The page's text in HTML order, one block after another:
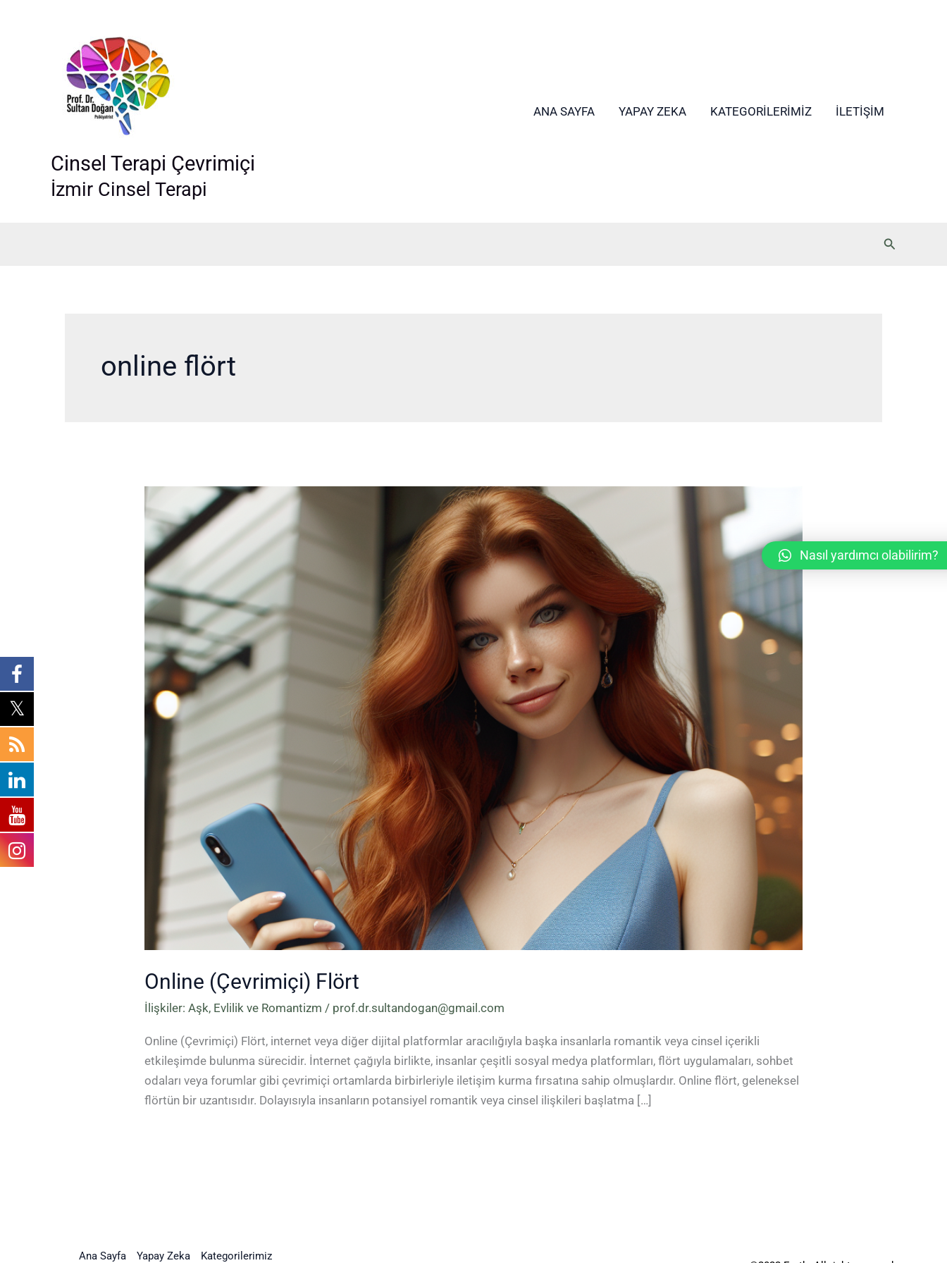
Cinsel Terapi Çevrimiçi
İzmir Cinsel Terapi
ANA SAYFA YAPAY ZEKA KATEGORILERIMIZ İLETIŞIM
Arama
online flört
Online (Çevrimiçi) Flört
İlişkiler: Aşk, Evlilik ve Romantizm / prof.dr.sultandogan@gmail.com
Online (Çevrimiçi) Flört, internet veya diğer dijital platformlar aracılığıyla başka insanlarla romantik veya cinsel içerikli
etkileşimde bulunma sürecidir. İnternet çağıyla birlikte, insanlar çeşitli sosyal medya platformları, flört uygulamaları, sohbet
odaları veya forumlar gibi çevrimiçi ortamlarda birbirleriyle iletişim kurma fırsatına sahip olmuşlardır. Online flört, geleneksel
flörtün bir uzantısıdır. Dolayısıyla insanların potansiyel romantik veya cinsel ilişkileri başlatma […]
Ana Sayfa Yapay Zeka Kategorilerimiz
Nasıl yardımcı olabilirim?